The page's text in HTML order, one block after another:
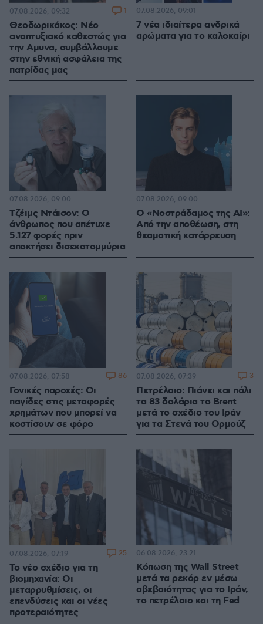
Θεοδωρικάκος: Νέο
αναπτυξιακό καθεστώς για
την Αμυνα, συμβάλλουμε
στην εθνική ασφάλεια της
πατρίδας μας
07.08.2026, 09:32 1
7 νέα ιδιαίτερα ανδρικά
αρώματα για το καλοκαίρι
07.08.2026, 09:01
Τζέιμς Ντάισον: Ο
άνθρωπος που απέτυχε
5.127 φορές πριν
αποκτήσει δισεκατομμύρια
07.08.2026, 09:00
Ο «Νοστράδαμος της AI»:
Από την αποθέωση, στη
θεαματική κατάρρευση
07.08.2026, 09:00
Γονικές παροχές: Οι
παγίδες στις μεταφορές
χρημάτων που μπορεί να
κοστίσουν σε φόρο
07.08.2026, 07:58 86
Πετρέλαιο: Πιάνει και πάλι
τα 83 δολάρια το Brent
μετά το σχέδιο του Ιράν
για τα Στενά του Ορμούζ
07.08.2026, 07:39 3
Το νέο σχέδιο για τη
βιομηχανία: Οι
μεταρρυθμίσεις, οι
επενδύσεις και οι νέες
προτεραιότητες
07.08.2026, 07:19 25
Κόπωση της Wall Street
μετά τα ρεκόρ εν μέσω
αβεβαιότητας για το Ιράν,
το πετρέλαιο και τη Fed
06.08.2026, 23:21